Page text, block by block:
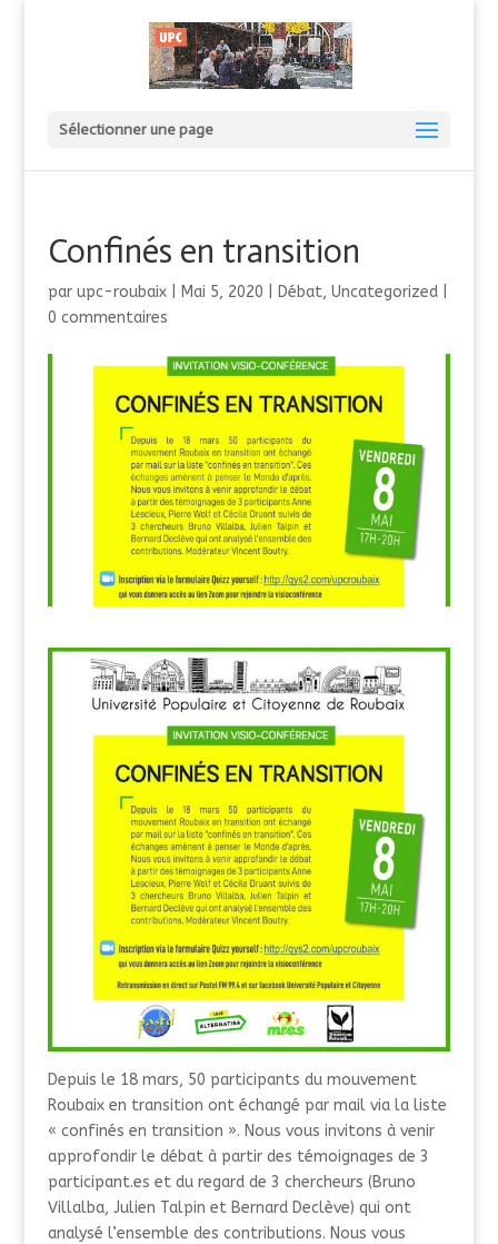
Sélectionner une page
Confinés en transition
par upc-roubaix| Mai 5, 2020 Débat, Uncategorized|
0 commentaires
Depuis le 18 mars, 50 participants du mouvement
Roubaix en transition ont échangé par mail via la liste
« confinés en transition ». Nous vous invitons à venir
approfondir le débat à partir des témoignages de 3
participant.es et du regard de 3 chercheurs (Bruno
Villalba, Julien Talpin et Bernard Declève) qui ont
analysé l’ensemble des contributions. Nous vous